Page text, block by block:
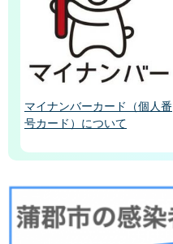
マイナンバーカード（個人番
号カード）について